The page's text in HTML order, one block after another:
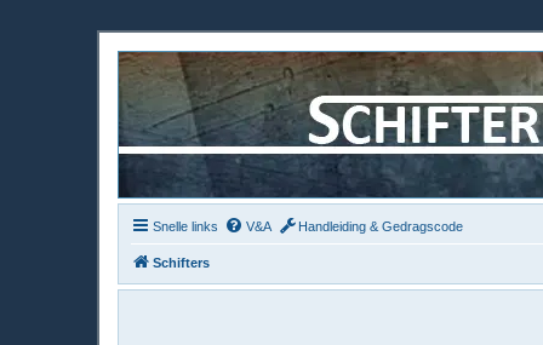
Snelle links V&A Handleiding & Gedragscode
Schifters